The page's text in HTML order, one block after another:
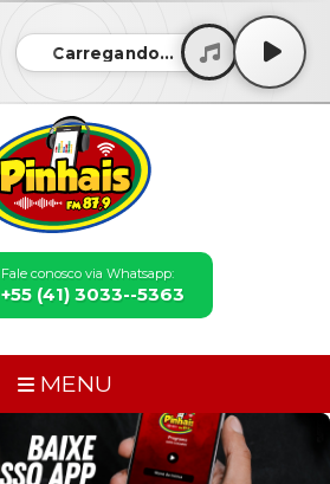
Carregando...
Fale conosco via Whatsapp:
+55 (41) 3033--5363
MENU